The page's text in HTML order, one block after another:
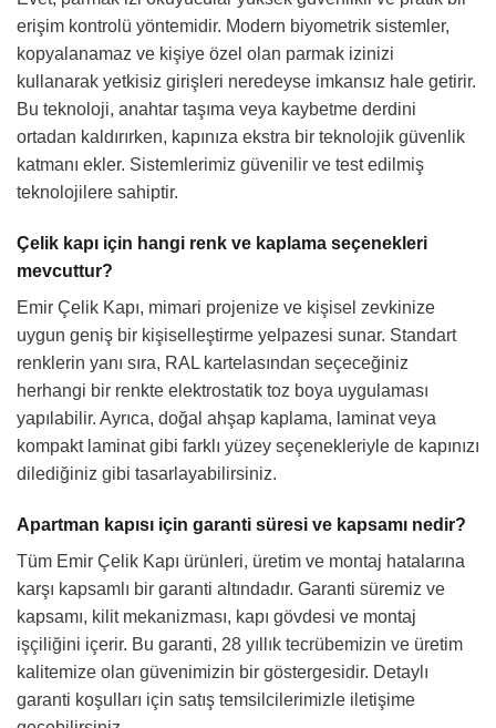
erişim kontrolü yöntemidir. Modern biyometrik sistemler,
kopyalanamaz ve kişiye özel olan parmak izinizi
kullanarak yetkisiz girişleri neredeyse imkansız hale getirir.
Bu teknoloji, anahtar taşıma veya kaybetme derdini
ortadan kaldırırken, kapınıza ekstra bir teknolojik güvenlik
katmanı ekler. Sistemlerimiz güvenilir ve test edilmiş
teknolojilere sahiptir.
Çelik kapı için hangi renk ve kaplama seçenekleri
mevcuttur?
Emir Çelik Kapı, mimari projenize ve kişisel zevkinize
uygun geniş bir kişiselleştirme yelpazesi sunar. Standart
renklerin yanı sıra, RAL kartelasından seçeceğiniz
herhangi bir renkte elektrostatik toz boya uygulaması
yapılabilir. Ayrıca, doğal ahşap kaplama, laminat veya
kompakt laminat gibi farklı yüzey seçenekleriyle de kapınızı
dilediğiniz gibi tasarlayabilirsiniz.
Apartman kapısı için garanti süresi ve kapsamı nedir?
Tüm Emir Çelik Kapı ürünleri, üretim ve montaj hatalarına
karşı kapsamlı bir garanti altındadır. Garanti süremiz ve
kapsamı, kilit mekanizması, kapı gövdesi ve montaj
işçiliğini içerir. Bu garanti, 28 yıllık tecrübemizin ve üretim
kalitemize olan güvenimizin bir göstergesidir. Detaylı
garanti koşulları için satış temsilcilerimizle iletişime